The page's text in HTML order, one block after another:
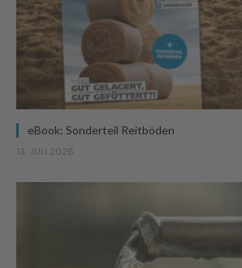
eBook: Sonderteil Reitböden
13. JULI 2026